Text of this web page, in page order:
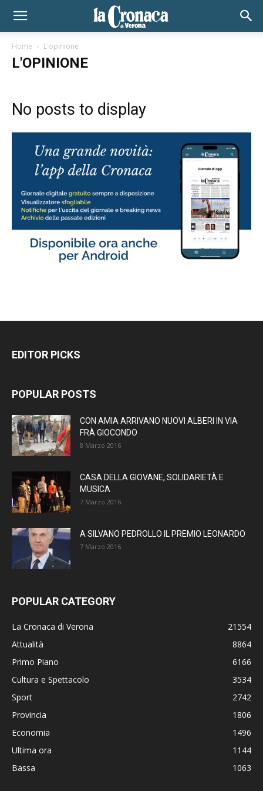
Home L'opinione
L'OPINIONE
No posts to display
EDITOR PICKS
POPULAR POSTS
CON AMIA ARRIVANO NUOVI ALBERI IN VIA
FRÀ GIOCONDO
8 Marzo 2016
CASA DELLA GIOVANE, SOLIDARIETÀ E
MUSICA
7 Marzo 2016
A SILVANO PEDROLLO IL PREMIO LEONARDO
7 Marzo 2016
POPULAR CATEGORY
La Cronaca di Verona
21554
Attualità
8864
Primo Piano
6166
Cultura e Spettacolo
3534
Sport
2742
Provincia
1806
Economia
1496
Ultima ora
1144
Bassa
1063